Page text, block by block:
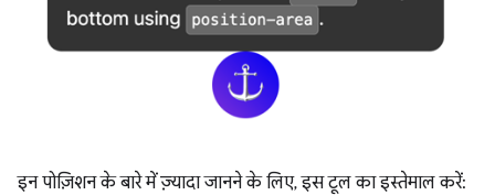
इन पोज़िशन के बारे में ज़्यादा जानने के लिए, इस टूल का इस्तेमाल करें: